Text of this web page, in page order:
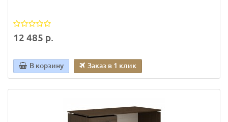
12 485 р.
В корзину Заказ в 1 клик